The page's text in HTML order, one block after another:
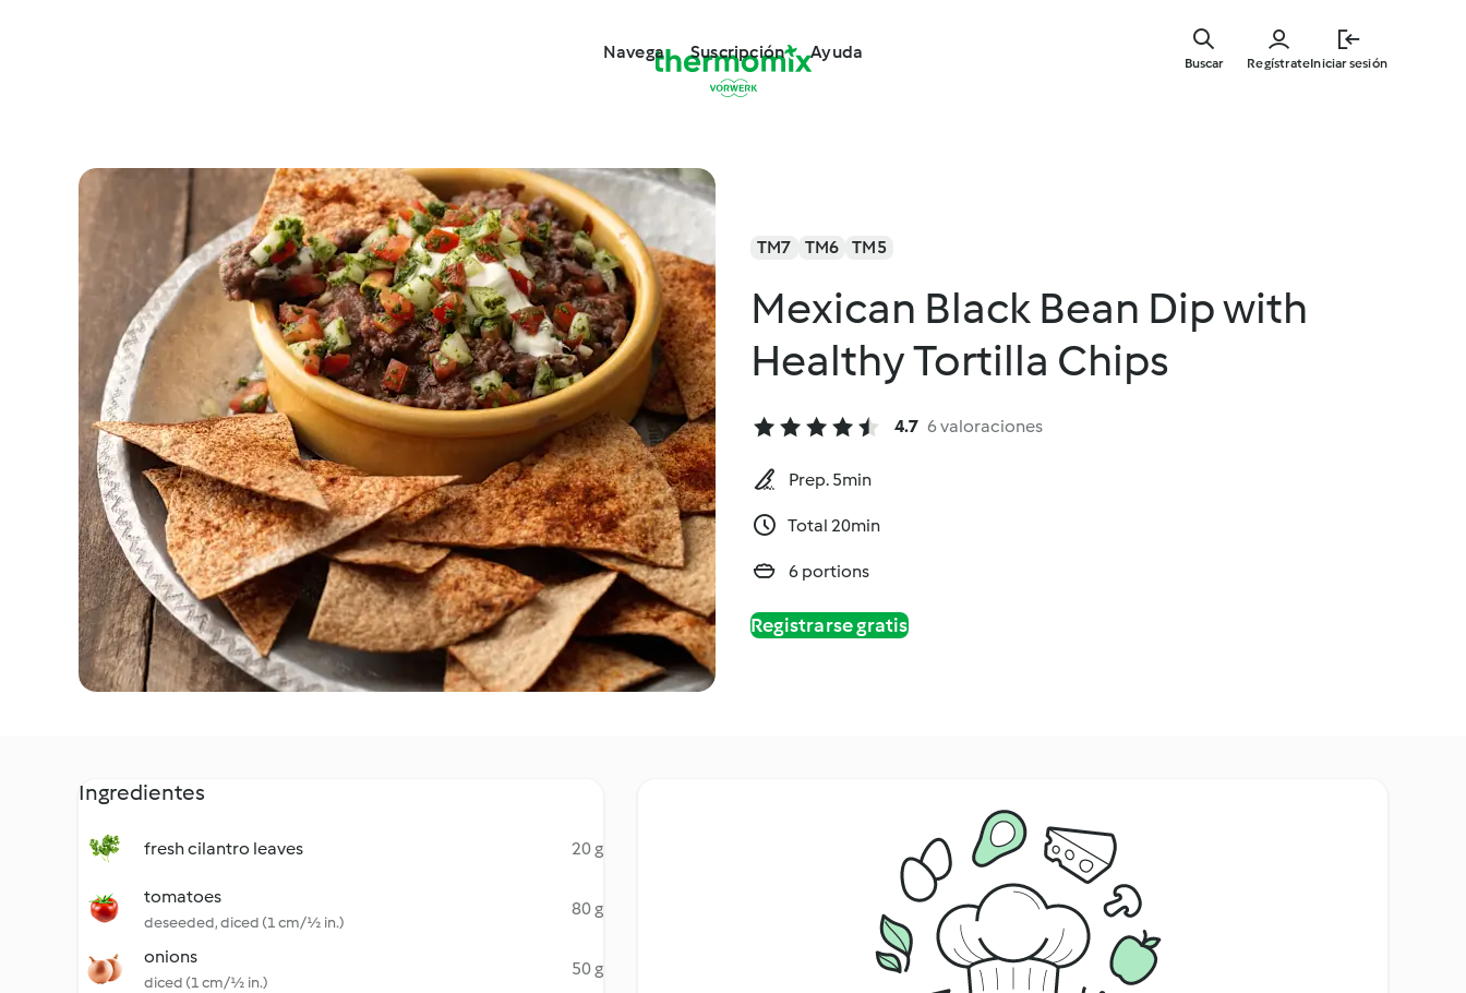
Navega Suscripción Ayuda
RegístrateIniciar sesión
Buscar
TM7 TM6 TM5
Mexican Black Bean Dip with
Healthy Tortilla Chips
4.7 6 valoraciones
Prep. 5min
Total 20min
6 portions
Registrarse gratis
Ingredientes
fresh cilantro leaves 20 g
tomatoes
deseeded, diced (1 cm/½ in.)
80 g
onions
diced (1 cm/½ in.)
50 g